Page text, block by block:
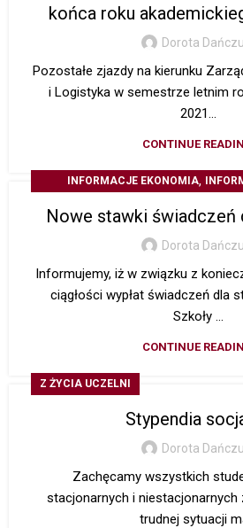
końca roku
Dorota
Pozostałe zjazdy na kierunku
i Logistyka w semestrze letnim
2021...
CONTINUE
INFORMACJE EKONOMIA,
Nowe stawki świadczeń
Dorota
Informujemy, iż w związku z
ciągłości wypłat świadczeń dla
Szkoły ...
CONTINUE
Z ŻYCIA UCZELNI
Stypendia
Dorota
Zachęcamy wszystkich
stacjonarnych i niestacjonarnych
trudnej sytuacji